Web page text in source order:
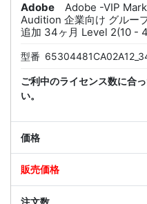
Adobe
Adobe -VIP
Audition 企業向け グルー
追加 34ヶ月 Level 2(10 -
型番
ご利中のライセンス数に合
い。